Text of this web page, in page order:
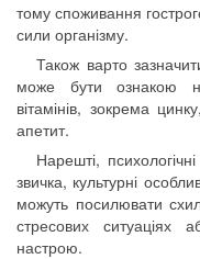
тому споживання
сили організму.
Також варто
може бути ознакою
вітамінів, зокрема
апетит.
Нарешті,
звичка, культурні
можуть посилювати
стресових ситуаціях
настрою.